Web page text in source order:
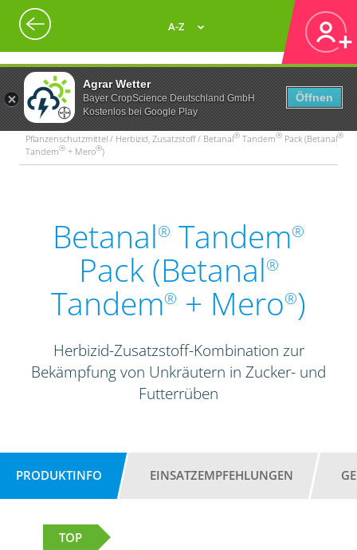
Agrar Wetter
Bayer CropScience Deutschland GmbH
Kostenlos bei Google Play
Öffnen
A-Z
Pflanzenschutzmittel / Herbizid, Zusatzstoff / Betanal® Tandem® Pack (Betanal®
Tandem® + Mero®)
Betanal® Tandem®
Pack (Betanal®
Tandem® + Mero®)
Herbizid-Zusatzstoff-Kombination zur
Bekämpfung von Unkräutern in Zucker- und
Futterrüben
PRODUKTINFO EINSATZEMPFEHLUNGEN
TOP